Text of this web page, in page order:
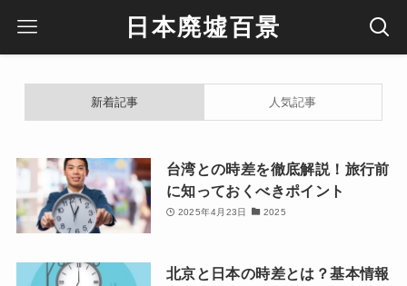
日本廃墟百景
新着記事 人気記事
台湾との時差を徹底解説！旅行前
に知っておくべきポイント
2025年4月23日 2025
北京と日本の時差とは？基本情報